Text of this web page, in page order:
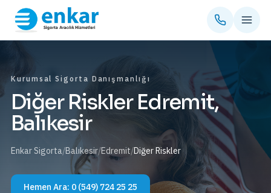
Kurumsal Sigorta Danışmanlığı
Diğer Riskler Edremit,
Balıkesir
Enkar Sigorta/Balıkesir/Edremit/Diğer Riskler
Hemen Ara: 0 (549) 724 25 25